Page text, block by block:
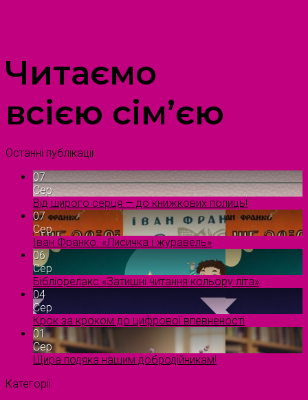
Читаємо
всією сім’єю
Останні публікації
07
Сер
Від щирого серця — до книжкових полиць!
07
Сер
Іван Франко. «Лисичка і журавель»
06
Сер
Бібліорелакс «Затишні читання кольору літа»
04
Сер
Крок за кроком до цифрової впевненості
01
Сер
Щира подяка нашим добродійникам!
Категорії